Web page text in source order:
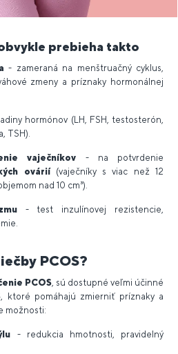
prebieha takto
- zameraná na menštruačný cyklus,
zmeny a príznaky hormonálnej
hormónov (LH, FSH, testosterón,
TSH).
vaječníkov - na potvrdenie
ovárií(vaječníky s viac než 12
nad 10 cm³).
- test inzulínovej rezistencie,
PCOS?
PCOS , sú dostupné veľmi účinné
, ktoré pomáhajú zmierniť príznaky a
možnosti:
- redukcia hmotnosti, pravidelný